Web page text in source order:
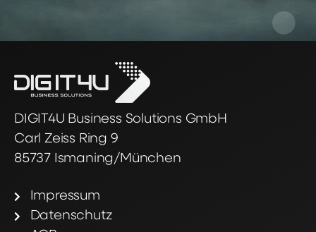
DIGIT4U Business Solutions GmbH
Carl Zeiss Ring 9
85737 Ismaning/München
Impressum
Datenschutz